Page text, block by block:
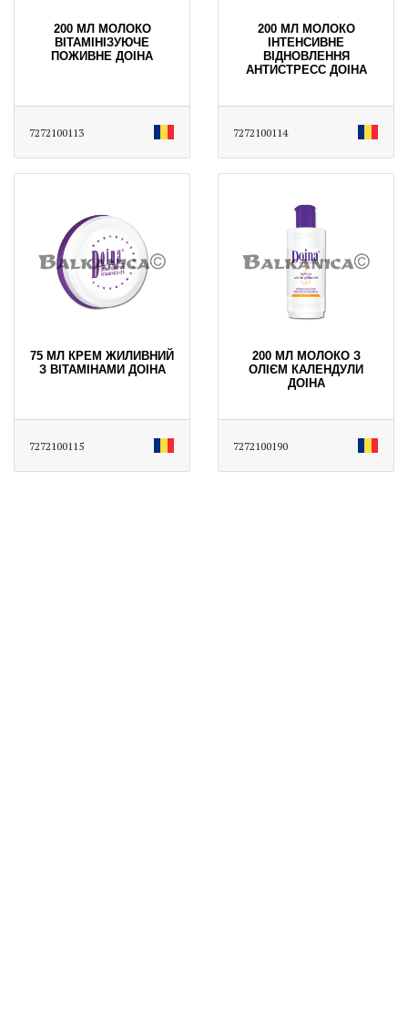
200 МЛ МОЛОКО
ВІТАМІНІЗУЮЧЕ
ПОЖИВНЕ ДОІНА
7272100113
200 МЛ МОЛОКО
ІНТЕНСИВНЕ
ВІДНОВЛЕННЯ
АНТИСТРЕСС ДОІНА
7272100114
75 МЛ КРЕМ ЖИЛИВНИЙ
З ВІТАМІНАМИ ДОІНА
7272100115
200 МЛ МОЛОКО З
ОЛІЄМ КАЛЕНДУЛИ
ДОІНА
7272100190